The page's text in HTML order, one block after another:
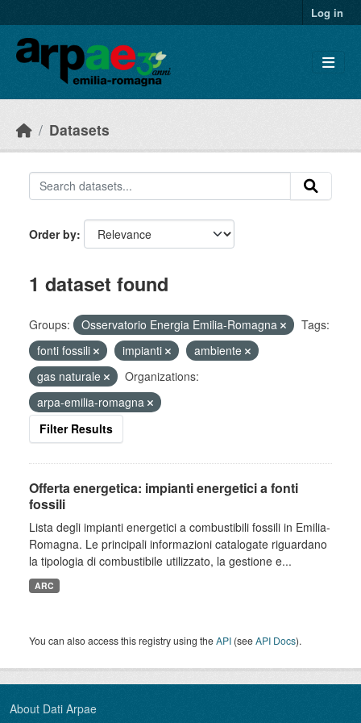
Log in
Datasets
Order by
1 dataset found
Groups: Osservatorio Energia Emilia-Romagna
Tags:
fonti fossili
impianti
ambiente
gas naturale
Organizations:
arpa-emilia-romagna
Filter Results
Offerta energetica: impianti energetici a fonti
fossili
Lista degli impianti energetici a combustibili fossili in Emilia-
Romagna. Le principali informazioni catalogate riguardano
la tipologia di combustibile utilizzato, la gestione e...
ARC
You can also access this registry using theAPI (seeAPI Docs).
About Dati Arpae